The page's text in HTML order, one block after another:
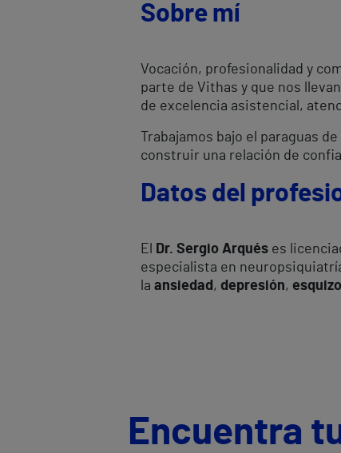
Sobre mí
Vocación, profesionalidad y
parte de Vithas y que nos
de excelencia asistencial,
Trabajamos bajo el paraguas
construir una relación de
Datos del
El Dr. Sergio Arqués es
especialista en
la ansiedad , depresión,
Encuentra